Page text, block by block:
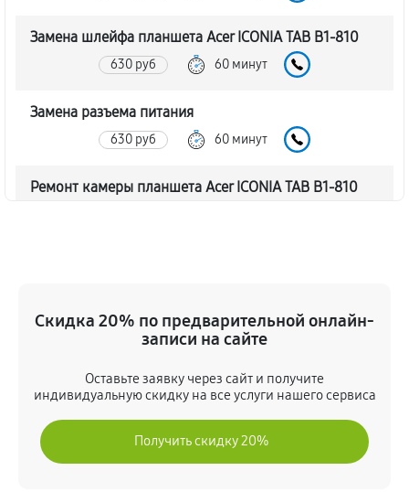
Замена шлейфа планшета Acer ICONIA TAB B1-810
630 руб 60 минут
Замена разъема питания
630 руб 60 минут
Ремонт камеры планшета Acer ICONIA TAB B1-810
Замена стекла планшета Acer ICONIA TAB B1-810
450 руб 60 минут
Скидка 20% по предварительной онлайн-
записи на сайте
Оставьте заявку через сайт и получите
индивидуальную скидку на все услуги нашего сервиса
Получить скидку 20%